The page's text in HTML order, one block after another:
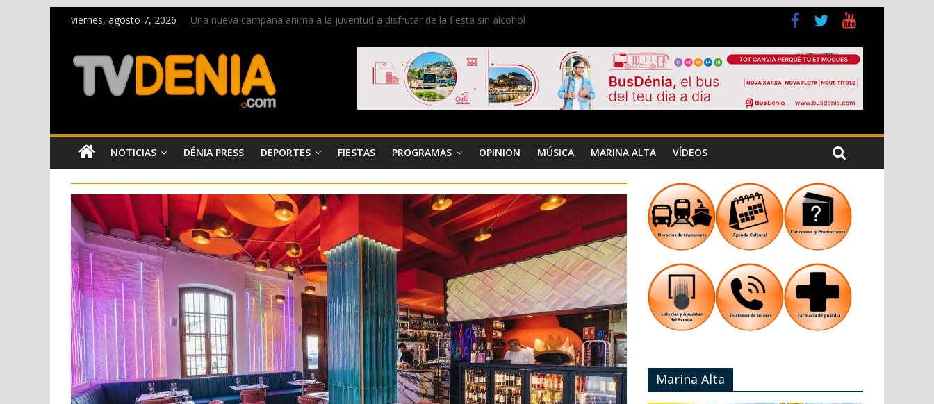
viernes, agosto 7, 2026
Una nueva campaña anima a la juventud a disfrutar de la fiesta sin alcohol
La Entraeta Festera llena de ambiente la calle Marqués de Campo con la recepción a la Capitanía Cristiana
El XII Festival de Jazz de Dénia reunirá durante agosto a figuras nacionales e internacionales en los Jardins de Torrecremada
Los Moros y Cristianos 2026 reciben las llaves de la ciudad y dan inicio a las fiestas en Dénia
NOTICIAS DÉNIA PRESS DEPORTES FIESTAS PROGRAMAS OPINION MÚSICA MARINA ALTA VÍDEOS
Marina Alta